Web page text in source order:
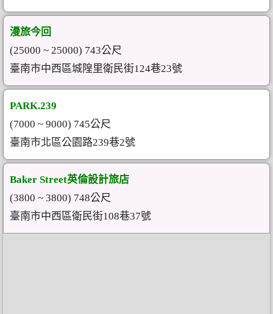
漫旅今回
(25000 ~ 25000) 743公尺
臺南市中西區城隍里衛民街124巷23號
PARK.239
(7000 ~ 9000) 745公尺
臺南市北區公園路239巷2號
Baker Street英倫設計旅店
(3800 ~ 3800) 748公尺
臺南市中西區衛民街108巷37號